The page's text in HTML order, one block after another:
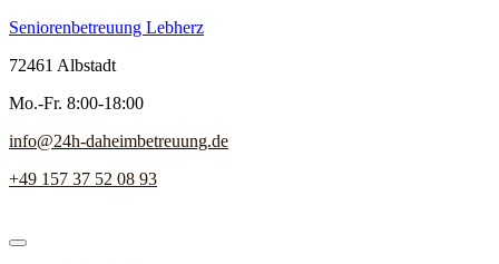
Seniorenbetreuung Lebherz
72461 Albstadt
Mo.-Fr. 8:00-18:00
info@24h-daheimbetreuung.de
+49 157 37 52 08 93